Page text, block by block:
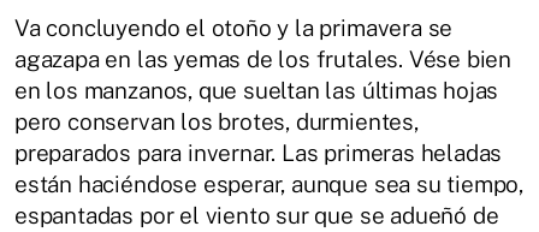
Va concluyendo el otoño y la primavera se
agazapa en las yemas de los frutales. Vése bien
en los manzanos, que sueltan las últimas hojas
pero conservan los brotes, durmientes,
preparados para invernar. Las primeras heladas
están haciéndose esperar, aunque sea su tiempo,
espantadas por el viento sur que se adueñó de